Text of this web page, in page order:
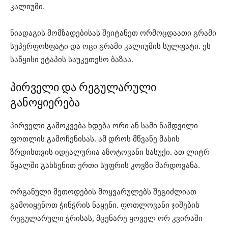
კალიუმი.
ნიადაგის მომზადებისას შეიტანეთ ორმოცდაათი გრამი
სუპერფოსფატი და ოცი გრამი კალიუმის სულფატი. ეს
საწყისი ეტაპის საუკეთესო ბაზაა.
პირველი და რეგულარული
განოყიერება
პირველი გამოკვება ხდება ორი ან სამი ნამდვილი
ფოთლის გამოჩენისას. ამ დროს მწვანე მასის
ზრდისთვის იდეალურია აზოტოვანი სასუქი. ათ ლიტრ
წყალში გახსენით ერთი სუფრის კოვზი შარდოვანა.
ორგანული მეთოდების მოყვარულებს შეგიძლიათ
გამოიყენოთ ჭინჭრის ნაყენი. ფოთლოვანი ჯიშების
რეგულარული ჭრისას, მცენარე ყოველ ორ კვირაში